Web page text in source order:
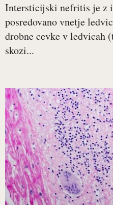
Intersticijski nefritis je z
posredovano vnetje
drobne cevke v ledvicah
skozi...